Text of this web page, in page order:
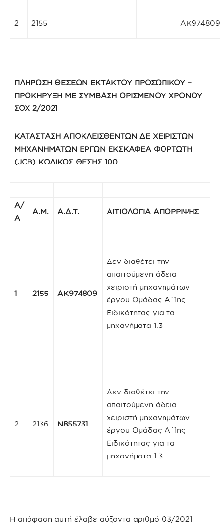
2 2155 ΑΚ974809
ΠΛΗΡΩΣΗ ΘΕΣΕΩΝ ΕΚΤΑΚΤΟΥ ΠΡΟΣΩΠΙΚΟΥ –
ΠΡΟΚΗΡΥΞΗ ΜΕ ΣΥΜΒΑΣΗ ΟΡΙΣΜΕΝΟΥ ΧΡΟΝΟΥ
ΣΟΧ 2/2021
KΑΤΑΣΤΑΣΗ ΑΠΟΚΛΕΙΣΘΕΝΤΩΝ ΔΕ ΧΕΙΡΙΣΤΩΝ
ΜΗΧΑΝΗΜΑΤΩΝ ΕΡΓΩΝ ΕΚΣΚΑΦΕΑ ΦΟΡΤΩΤΗ
(JCB) ΚΩΔΙΚΟΣ ΘΕΣΗΣ 100
A/
Α
Α.Μ. Α.Δ.Τ. ΑΙΤΙΟΛΟΓΙΑ ΑΠΟΡΡΙΨΗΣ
1 2155 ΑΚ974809
Δεν διαθέτει την
απαιτούμενη άδεια
χειριστή μηχανημάτων
έργου Ομάδας Α΄1ης
Ειδικότητας για τα
μηχανήματα 1.3
2 2136 N855731
Δεν διαθέτει την
απαιτούμενη άδεια
χειριστή μηχανημάτων
έργου Ομάδας Α΄1ης
Ειδικότητας για τα
μηχανήματα 1.3
H απόφαση αυτή έλαβε αύξοντα αριθμό 03/2021